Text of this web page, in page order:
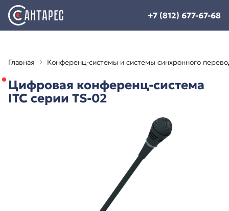
+7 (812) 677-67-68
Главная Конференц-системы и системы синхронного
Цифровая конференц-система
ITC серии TS-02